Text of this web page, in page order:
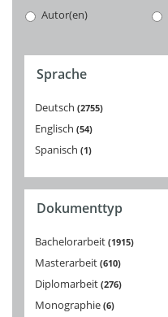
Autor(en)
Sprache
Deutsch 2755
Englisch 54
Spanisch 1
Dokumenttyp
Bachelorarbeit 1915
Masterarbeit 610
Diplomarbeit 276
Monographie 6